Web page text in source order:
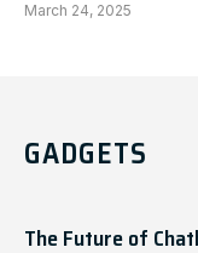
March 24, 2025
GADGETS
The Future of